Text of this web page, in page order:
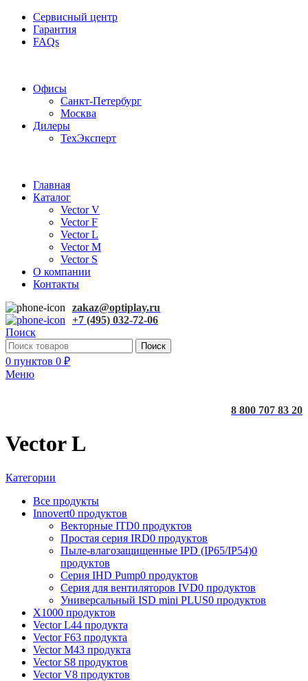
Сервисный центр
Гарантия
FAQs
Офисы
Санкт-Петербург
Москва
Дилеры
ТехЭксперт
Главная
Каталог
Vector V
Vector F
Vector L
Vector M
Vector S
О компании
Контакты
zakaz@optiplay.ru
+7 (495) 032-72-06
Поиск
Поиск
0 пунктов 0 ₽
Меню
8 800 707 83 20
Vector L
Категории
Все продукты
Innovert0 продуктов
Векторные ITD0 продуктов
Простая серия IRD0 продуктов
Пыле-влагозащищенные IPD (IP65/IP54)0
продуктов
Серия IHD Pump0 продуктов
Серия для вентиляторов IVD0 продуктов
Универсальный ISD mini PLUS0 продуктов
X1000 продуктов
Vector L44 продукта
Vector F63 продукта
Vector M43 продукта
Vector S8 продуктов
Vector V8 продуктов